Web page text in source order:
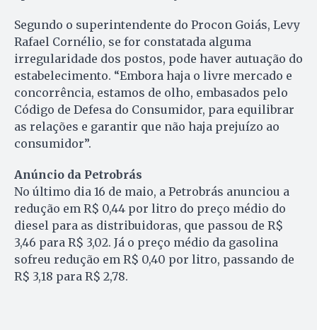
Segundo o superintendente do Procon Goiás, Levy
Rafael Cornélio, se for constatada alguma
irregularidade dos postos, pode haver autuação do
estabelecimento. “Embora haja o livre mercado e
concorrência, estamos de olho, embasados pelo
Código de Defesa do Consumidor, para equilibrar
as relações e garantir que não haja prejuízo ao
consumidor”.
Anúncio da Petrobrás
No último dia 16 de maio, a Petrobrás anunciou a
redução em R$ 0,44 por litro do preço médio do
diesel para as distribuidoras, que passou de R$
3,46 para R$ 3,02. Já o preço médio da gasolina
sofreu redução em R$ 0,40 por litro, passando de
R$ 3,18 para R$ 2,78.